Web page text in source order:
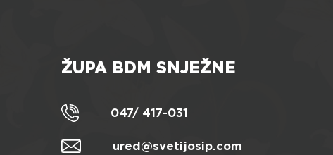
ŽUPA BDM SNJEŽNE
047/ 417-031
ured@svetijosip.com